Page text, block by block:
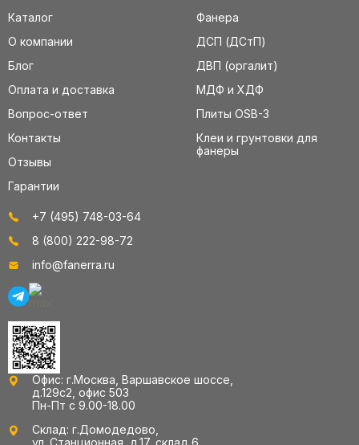
Каталог
О компании
Блог
Оплата и доставка
Вопрос-ответ
Контакты
Отзывы
Гарантии
Фанера
ДСП (ДСтП)
ДВП (оргалит)
МДФ и ХДФ
Плиты OSB-3
Клеи и грунтовки для
фанеры
+7 (495) 748-03-64
8 (800) 222-98-72
info@fanerra.ru
Офис: г.Москва, Варшавское шоссе,
д.129с2, офис 503
Пн-Пт с 9.00-18.00
Склад: г.Домодедово,